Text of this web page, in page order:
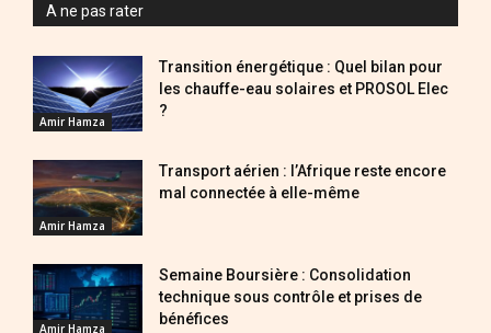
A ne pas rater
Amir Hamza
Transition énergétique : Quel bilan pour
les chauffe-eau solaires et PROSOL Elec
?
Amir Hamza
Transport aérien : l’Afrique reste encore
mal connectée à elle-même
Amir Hamza
Semaine Boursière : Consolidation
technique sous contrôle et prises de
bénéfices